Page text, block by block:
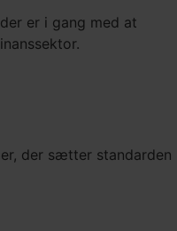
er i gang med at
der sætter standarden